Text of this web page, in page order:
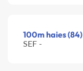
100m haies (84)
SEF -